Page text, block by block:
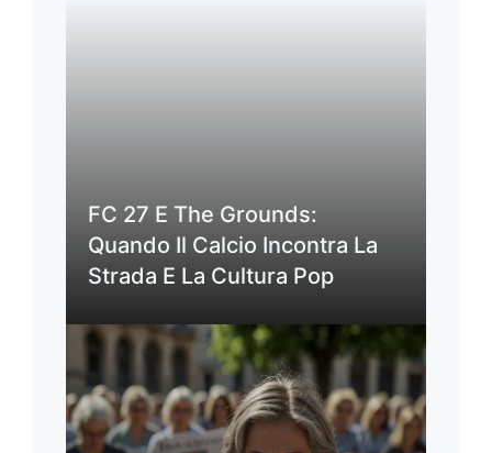
FC 27 E The Grounds:
Quando Il Calcio Incontra La
Strada E La Cultura Pop